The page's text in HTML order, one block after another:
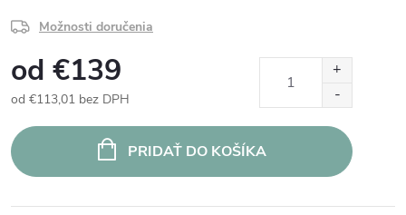
Možnosti doručenia
od €139
od €113,01 bez DPH
cena:
PRIDAŤ DO KOŠÍKA